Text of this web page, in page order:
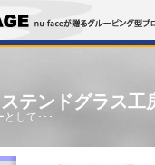
テンドグラス工
して･･･